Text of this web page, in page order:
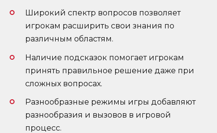
Широкий спектр вопросов позволяет
игрокам расширить свои знания по
различным областям.
Наличие подсказок помогает игрокам
принять правильное решение даже при
сложных вопросах.
Разнообразные режимы игры добавляют
разнообразия и вызовов в игровой
процесс.